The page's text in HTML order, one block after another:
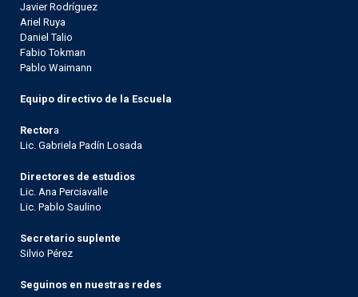
Javier Rodríguez
Ariel Ruya
Daniel Talio
Fabio Tokman
Pablo Waimann
Equipo directivo de la Escuela
Rectora
Lic. Gabriela Padín Losada
Directores de estudios
Lic. Ana Perciavalle
Lic. Pablo Saulino
Secretario suplente
Silvio Pérez
Seguinos en nuestras redes